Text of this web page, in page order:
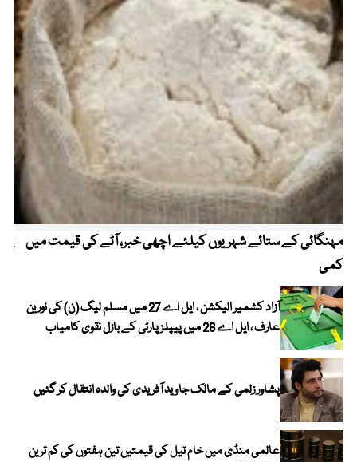
مہنگائی کے ستائے شہریوں کیلئے اچھی خبر، آٹے کی قیمت میں
کمی
آزاد کشمیر الیکشن ، ایل اے 27 میں مسلم لیگ (ن) کی نورین
عارف ، ایل اے 28 میں پیپلز پارٹی کے بازل نقوی کامیاب
پشاور زلمی کے مالک جاوید آفریدی کی والدہ انتقال کر گئیں
عالمی منڈی میں خام تیل کی قیمتیں تین ہفتوں کی کم ترین